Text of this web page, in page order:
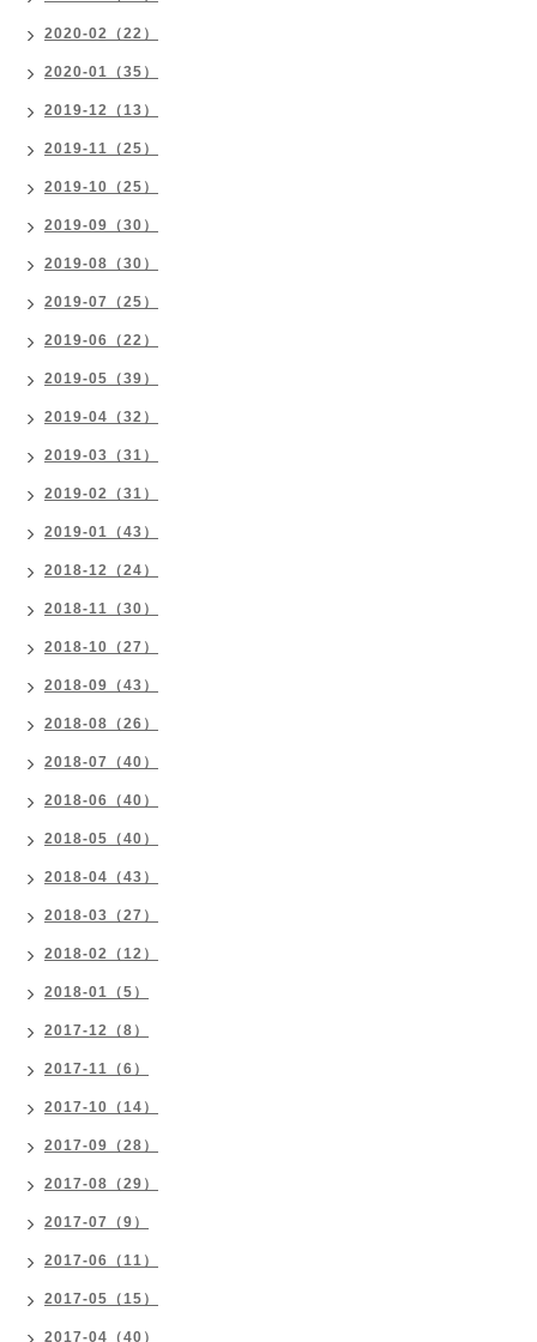
2020-02（22）
2020-01（35）
2019-12（13）
2019-11（25）
2019-10（25）
2019-09（30）
2019-08（30）
2019-07（25）
2019-06（22）
2019-05（39）
2019-04（32）
2019-03（31）
2019-02（31）
2019-01（43）
2018-12（24）
2018-11（30）
2018-10（27）
2018-09（43）
2018-08（26）
2018-07（40）
2018-06（40）
2018-05（40）
2018-04（43）
2018-03（27）
2018-02（12）
2018-01（5）
2017-12（8）
2017-11（6）
2017-10（14）
2017-09（28）
2017-08（29）
2017-07（9）
2017-06（11）
2017-05（15）
2017-04（40）